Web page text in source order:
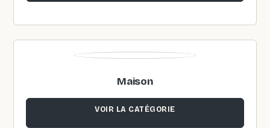
Maison
VOIR LA CATÉGORIE